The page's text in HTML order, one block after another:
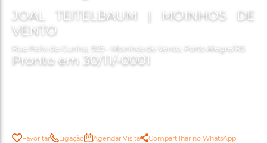
JOAL TEITELBAUM | MOINHOS DE
VENTO
Rua Felix da Cunha, 925 - Moinhos de Vento, Porto Alegre/RS
Pronto em 30/11/-0001
Favoritar Ligação Agendar Visita Compartilhar no WhatsApp